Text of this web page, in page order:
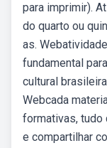
para imprimir).
do quarto ou
as.
fundamental
cultural
Webcada
formativas, tudo
e compartilhar